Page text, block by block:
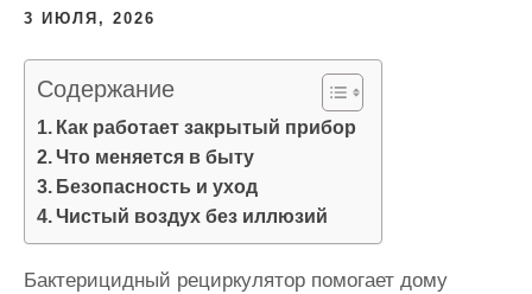
3 ИЮЛЯ, 2026
Содержание
Как работает закрытый прибор
Что меняется в быту
Безопасность и уход
Чистый воздух без иллюзий
Бактерицидный рециркулятор помогает дому